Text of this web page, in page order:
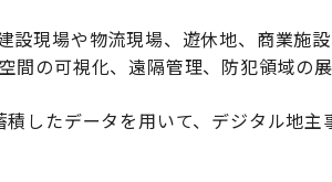
設現場や物流現場、遊休地、商業施
の可視化、遠隔管理、防犯領域の展
したデータを用いて、デジタル地